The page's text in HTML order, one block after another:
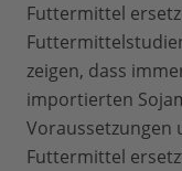
Futtermittel
zeigen, dass
importierten
Voraussetzungen
Futtermittel